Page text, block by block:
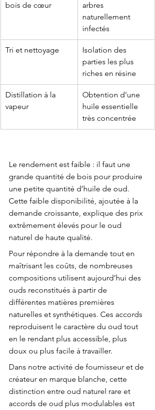
bois de cœur
arbres
naturellement
infectés
Tri et nettoyage
Isolation des
parties les plus
riches en résine
Distillation à la
vapeur
Obtention d’une
huile essentielle
très concentrée
Le rendement est faible : il faut une
grande quantité de bois pour produire
une petite quantité d’huile de oud.
Cette faible disponibilité, ajoutée à la
demande croissante, explique des prix
extrêmement élevés pour le oud
naturel de haute qualité.
Pour répondre à la demande tout en
maîtrisant les coûts, de nombreuses
compositions utilisent aujourd’hui des
ouds reconstitués à partir de
différentes matières premières
naturelles et synthétiques. Ces accords
reproduisent le caractère du oud tout
en le rendant plus accessible, plus
doux ou plus facile à travailler.
Dans notre activité de fournisseur et de
créateur en marque blanche, cette
distinction entre oud naturel rare et
accords de oud plus modulables est